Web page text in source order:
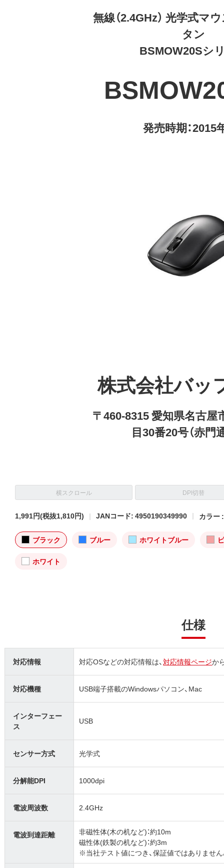
無線（2.4GHz） 光学式
タン
BSMOW20Sシ
発売時期：2015
株式会社バッ
〒460-8315 愛知県名古屋
目30番20号（赤門
横スクロール DPI切替
1,991円(税抜1,810円) JANコード: 4950190349990 カラー :
ブラック ブルー ホワイトブルー
ホワイト
仕様
対応情報 対応OSなどの対応情報は、対応情報ページか
対応機種 USB端子搭載のWindowsパソコン、Mac
インターフェー
ス
USB
センサー方式 光学式
分解能DPI 1000dpi
電波周波数 2.4GHz
電波到達距離
非磁性体(木の机など)：約10m
磁性体(鉄製の机など)：約3m
※当社テスト値につき、保証値ではありません